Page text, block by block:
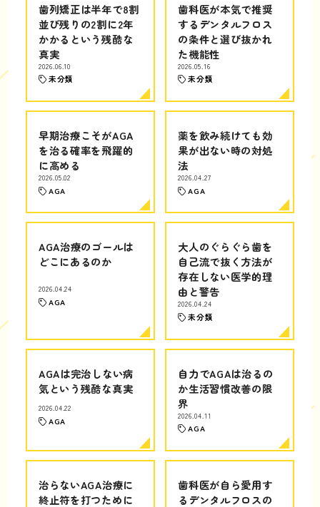
歯列矯正は半年で8割
並び残りの2割に2年
かかるという残酷な
真実
2026.06.10
未分類
歯科医が本気で推奨
するデンタルフロス
の条件と選び抜かれ
た機能性
2026.05.16
未分類
早期治療こそがAGA
を治る確率を飛躍的
に高める
2026.05.02
AGA
薬を飲み続けても効
果が出ない時の対処
法
2026.04.27
AGA
AGA治療のゴールは
どこにあるのか
2026.04.24
AGA
大人のぐらぐら歯を
自己流で抜く方法が
存在しない医学的理
由と警告
2026.04.24
未分類
AGAは完治しない病
気という残酷な真実
2026.04.22
AGA
自力でAGAは治るの
か生活習慣改善の限
界
2026.04.11
AGA
治らないAGA治療に
終止符を打つために
歯科医が自ら愛用す
るデンタルフロスの